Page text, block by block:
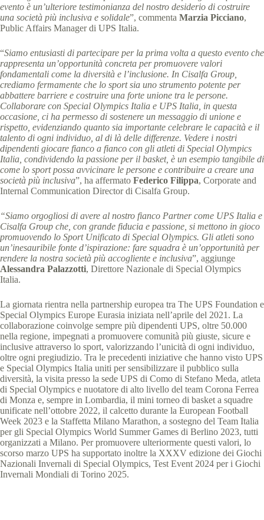
evento è un’ulteriore testimonianza del nostro desiderio di costruire
una società più inclusiva e solidale”, commenta Marzia Picciano,
Public Affairs Manager di UPS Italia.
“Siamo entusiasti di partecipare per la prima volta a questo evento che
rappresenta un’opportunità concreta per promuovere valori
fondamentali come la diversità e l’inclusione. In Cisalfa Group,
crediamo fermamente che lo sport sia uno strumento potente per
abbattere barriere e costruire una forte unione tra le persone.
Collaborare con Special Olympics Italia e UPS Italia, in questa
occasione, ci ha permesso di sostenere un messaggio di unione e
rispetto, evidenziando quanto sia importante celebrare le capacità e il
talento di ogni individuo, al di là delle differenze. Vedere i nostri
dipendenti giocare fianco a fianco con gli atleti di Special Olympics
Italia, condividendo la passione per il basket, è un esempio tangibile di
come lo sport possa avvicinare le persone e contribuire a creare una
società più inclusiva”, ha affermato Federico Filippa, Corporate and
Internal Communication Director di Cisalfa Group.
“Siamo orgogliosi di avere al nostro fianco Partner come UPS Italia e
Cisalfa Group che, con grande fiducia e passione, si mettono in gioco
promuovendo lo Sport Unificato di Special Olympics. Gli atleti sono
un’inesauribile fonte d’ispirazione: fare squadra è un’opportunità per
rendere la nostra società più accogliente e inclusiva”, aggiunge
Alessandra Palazzotti, Direttore Nazionale di Special Olympics
Italia.
La giornata rientra nella partnership europea tra The UPS Foundation e
Special Olympics Europe Eurasia iniziata nell’aprile del 2021. La
collaborazione coinvolge sempre più dipendenti UPS, oltre 50.000
nella regione, impegnati a promuovere comunità più giuste, sicure e
inclusive attraverso lo sport, valorizzando l’unicità di ogni individuo,
oltre ogni pregiudizio. Tra le precedenti iniziative che hanno visto UPS
e Special Olympics Italia uniti per sensibilizzare il pubblico sulla
diversità, la visita presso la sede UPS di Como di Stefano Meda, atleta
di Special Olympics e nuotatore di alto livello del team Corona Ferrea
di Monza e, sempre in Lombardia, il mini torneo di basket a squadre
unificate nell’ottobre 2022, il calcetto durante la European Football
Week 2023 e la Staffetta Milano Marathon, a sostegno del Team Italia
per gli Special Olympics World Summer Games di Berlino 2023, tutti
organizzati a Milano. Per promuovere ulteriormente questi valori, lo
scorso marzo UPS ha supportato inoltre la XXXV edizione dei Giochi
Nazionali Invernali di Special Olympics, Test Event 2024 per i Giochi
Invernali Mondiali di Torino 2025.